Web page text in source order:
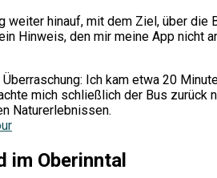
weiter hinauf, mit dem Ziel, über
Hinweis, den mir meine App nicht
Ich kam etwa 20
mich schließlich der Bus
Naturerlebnissen.
im Oberinntal